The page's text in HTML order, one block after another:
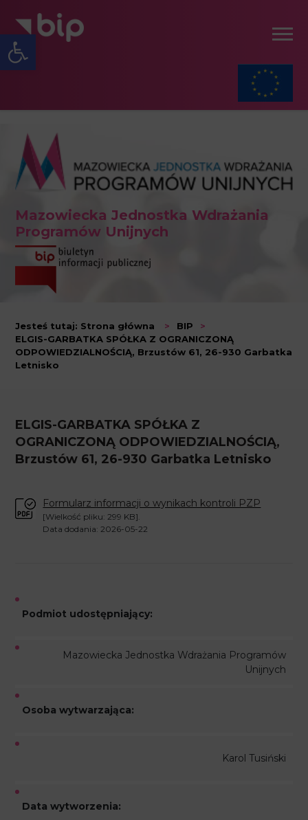
Open toolbar
Mazowiecka Jednostka Wdrażania
Programów Unijnych
Jesteś tutaj: Strona główna > BIP
>
ELGIS-GARBATKA SPÓŁKA Z OGRANICZONĄ
ODPOWIEDZIALNOŚCIĄ, Brzustów 61, 26-930 Garbatka
Letnisko
ELGIS-GARBATKA SPÓŁKA Z
OGRANICZONĄ ODPOWIEDZIALNOŚCIĄ,
Brzustów 61, 26-930 Garbatka Letnisko
Formularz informacji o wynikach kontroli PZP
[Wielkość pliku: 299 KB].
Data dodania: 2026-05-22
Podmiot udostępniający:
Mazowiecka Jednostka Wdrażania Programów
Unijnych
Osoba wytwarzająca:
Karol Tusiński
Data wytworzenia: